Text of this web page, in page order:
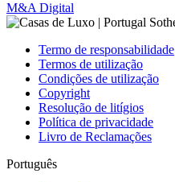
M&A Digital
Termo de responsabilidade
Termos de utilização
Condições de utilização
Copyright
Resolução de litígios
Política de privacidade
Livro de Reclamações
Português